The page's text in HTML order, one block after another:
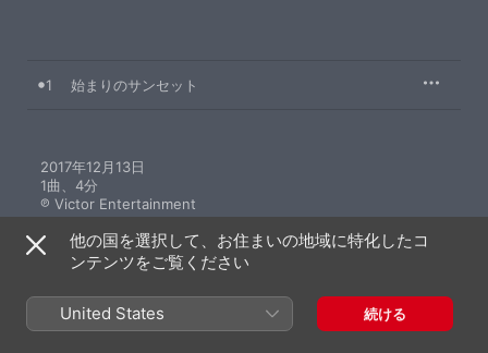
1 始まりのサンセット
2017年12月13日
1曲、4分
℗ Victor Entertainment
斉藤和義のその他の作品
他の国を選択して、お住まいの地域に特化したコ
ンテンツをご覧ください
United States 続ける